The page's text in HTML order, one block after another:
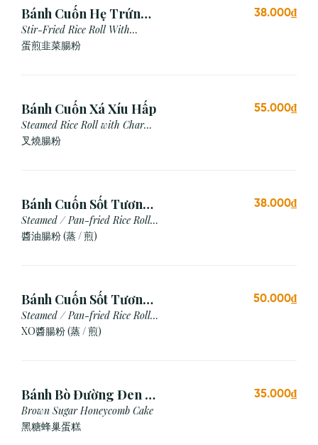
Bánh Cuốn Hẹ Trứng
Xào
Stir-Fried Rice Roll With
Chives & Egg
蛋煎⾲菜腸粉
38.000₫
Bánh Cuốn Xá Xíu Hấp
Steamed Rice Roll with Char
Siu
叉燒腸粉
55.000₫
Bánh Cuốn Sốt Tương
Xì Dầu (Hấp/Chiên)
Steamed / Pan-fried Rice Roll
with Soy Sauce
醬油腸粉 (蒸 / 煎)
38.000₫
Bánh Cuốn Sốt Tương
Xo (Hấp/Chiên)
Steamed / Pan-fried Rice Roll
with XO Sauce
XO醬腸粉 (蒸 / 煎)
50.000₫
Bánh Bò Đường Đen (1
Cái)
Brown Sugar Honeycomb Cake
黑糖蜂巢蛋糕
35.000₫